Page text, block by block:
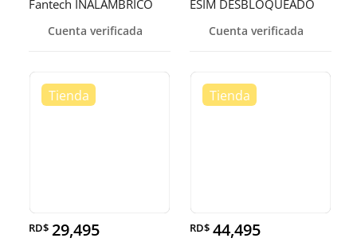
Fantech INALAMBRICO
NEGRO/BLANCO
Cuenta verificada
ESIM DESBLOQUEADO
Cuenta verificada
RD$ 29,495 RD$ 44,495